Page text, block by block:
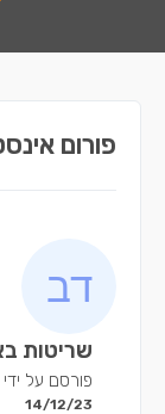
פורום
שריטות
פורסם על ידי
14/12/23